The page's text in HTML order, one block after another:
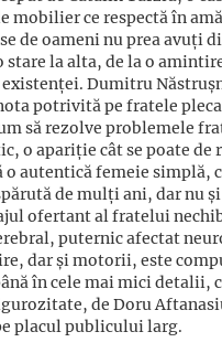
mobilier ce respectă în
de oameni nu prea avuți
stare la alta, de la o
Dumitru
potrivită pe fratele
să rezolve problemele
o apariție cât se poate de
autentică femeie simplă,
de mulți ani, dar nu
ofertant al fratelui
puternic afectat
dar și motorii, este
în cele mai mici detalii,
de Doru
placul publicului larg.